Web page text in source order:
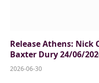
Release Athens: Nick
Baxter Dury 24/06/
2026-06-30